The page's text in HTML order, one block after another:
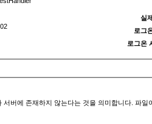
실
로그
로그온
서버에 존재하지 않는다는 것을 의미합니다. 파